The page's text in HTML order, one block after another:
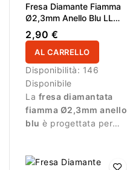
Fresa Diamante Fiamma
Ø2,3mm Anello Blu LL
8,0mm
2,90 €
AL CARRELLO
Disponibilità: 146
Disponibile
La fresa diamantata
fiamma Ø2,3mm anello
blu è progettata per